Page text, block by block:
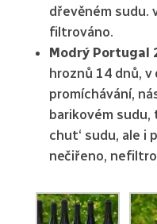
dřevěném sudu.
filtrováno.
Modrý Portugal
hroznů 14 dnů, v
promíchávání,
barikovém
chut‘ sudu, ale i
nečiřeno,